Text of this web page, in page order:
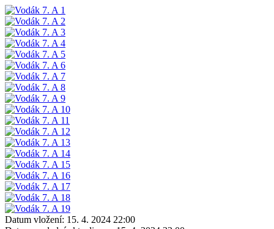
Datum vložení: 15. 4. 2024 22:00